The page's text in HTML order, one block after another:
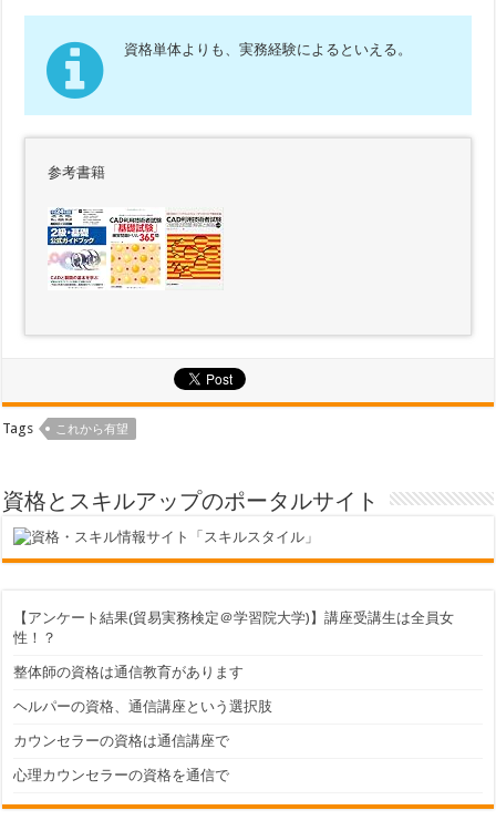
資格単体よりも、実務経験によるといえる。
参考書籍
Tags これから有望
資格とスキルアップのポータルサイト
【アンケート結果(貿易実務検定＠学習院大学)】講座受講生は全員女
性！？
整体師の資格は通信教育があります
ヘルパーの資格、通信講座という選択肢
カウンセラーの資格は通信講座で
心理カウンセラーの資格を通信で